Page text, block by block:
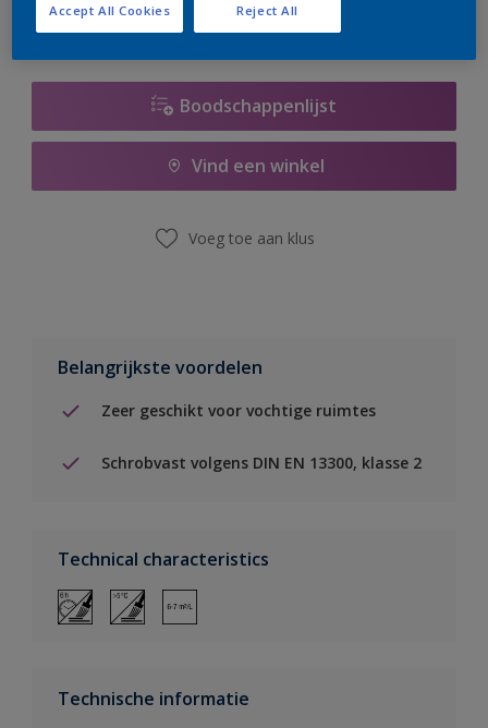
Boodschappenlijst
Vind een winkel
Voeg toe aan klus
Belangrijkste voordelen
Zeer geschikt voor vochtige ruimtes
Schrobvast volgens DIN EN 13300, klasse 2
Technical characteristics
Technische informatie
Reject All
Accept All Cookies